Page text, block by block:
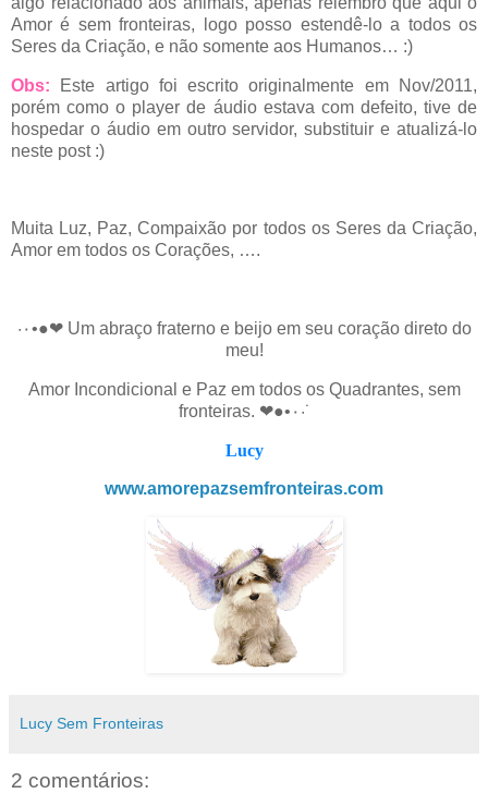
Amor é sem fronteiras, logo posso estendê-lo a todos os
Seres da Criação, e não somente aos Humanos… :)
Obs: Este artigo foi escrito originalmente em Nov/2011,
porém como o player de áudio estava com defeito, tive de
hospedar o áudio em outro servidor, substituir e atualizá-lo
neste post :)
Muita Luz, Paz, Compaixão por todos os Seres da Criação,
Amor em todos os Corações, ….
·٠•●❤ Um abraço fraterno e beijo em seu coração direto do
meu!
Amor Incondicional e Paz em todos os Quadrantes, sem
fronteiras. ❤●•٠·˙
Lucy
www.amorepazsemfronteiras.com
Lucy Sem Fronteiras
2 comentários: